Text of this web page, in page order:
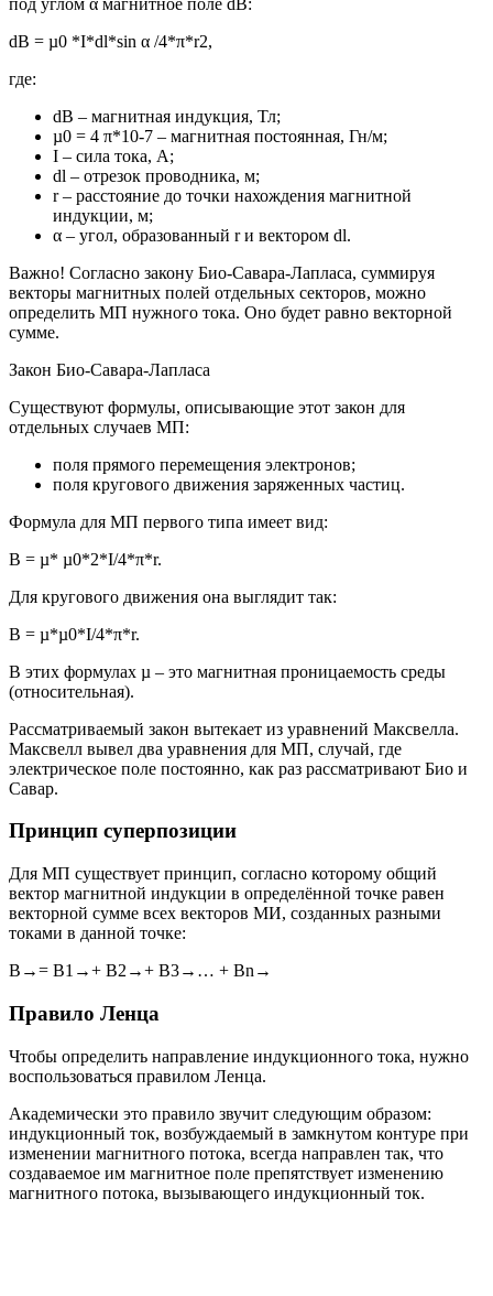
dB = µ0 *I*dl*sin α /4*π*r2,
где:
dB – магнитная индукция, Тл;
µ0 = 4 π*10-7 – магнитная постоянная, Гн/м;
I – сила тока, А;
dl – отрезок проводника, м;
r – расстояние до точки нахождения магнитной
индукции, м;
α – угол, образованный r и вектором dl.
Важно! Согласно закону Био-Савара-Лапласа, суммируя
векторы магнитных полей отдельных секторов, можно
определить МП нужного тока. Оно будет равно векторной
сумме.
Закон Био-Савара-Лапласа
Существуют формулы, описывающие этот закон для
отдельных случаев МП:
поля прямого перемещения электронов;
поля кругового движения заряженных частиц.
Формула для МП первого типа имеет вид:
В = µ* µ0*2*I/4*π*r.
Для кругового движения она выглядит так:
В = µ*µ0*I/4*π*r.
В этих формулах µ – это магнитная проницаемость среды
(относительная).
Рассматриваемый закон вытекает из уравнений Максвелла.
Максвелл вывел два уравнения для МП, случай, где
электрическое поле постоянно, как раз рассматривают Био и
Савар.
Принцип суперпозиции
Для МП существует принцип, согласно которому общий
вектор магнитной индукции в определённой точке равен
векторной сумме всех векторов МИ, созданных разными
токами в данной точке:
B→= B1→+ B2→+ B3→… + Bn→
Правило Ленца
Чтобы определить направление индукционного тока, нужно
воспользоваться правилом Ленца.
Академически это правило звучит следующим образом:
индукционный ток, возбуждаемый в замкнутом контуре при
изменении магнитного потока, всегда направлен так, что
создаваемое им магнитное поле препятствует изменению
магнитного потока, вызывающего индукционный ток.